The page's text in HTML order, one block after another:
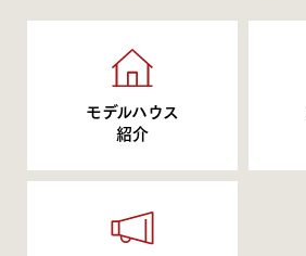
モデルハウス
紹介